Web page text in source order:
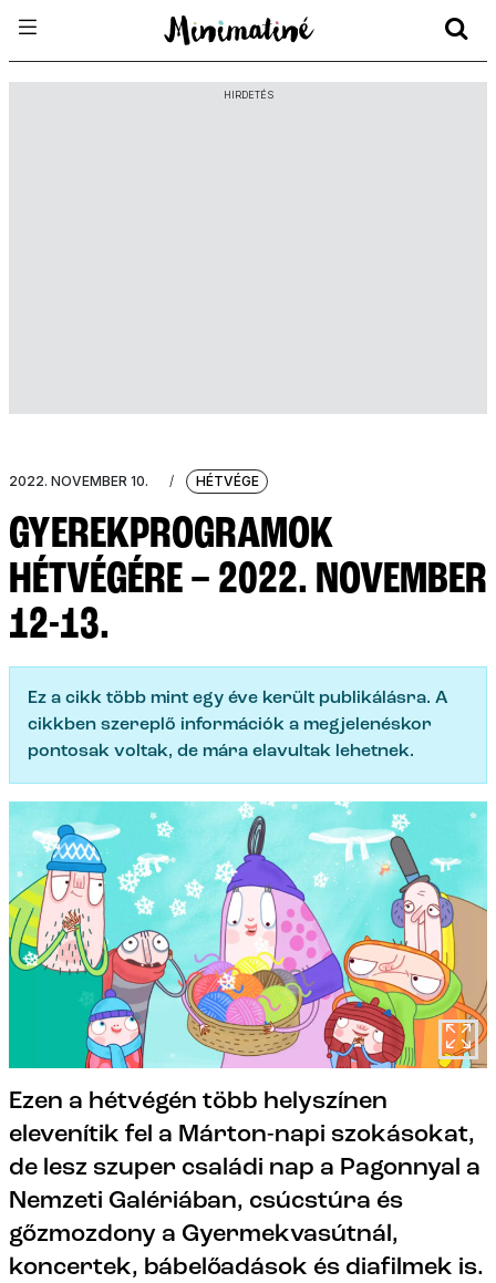
HIRDETÉS
2022. NOVEMBER 10. / HÉTVÉGE
GYEREKPROGRAMOK
HÉTVÉGÉRE – 2022. NOVEMBER
12-13.
Ez a cikk több mint egy éve került publikálásra. A
cikkben szereplő információk a megjelenéskor
pontosak voltak, de mára elavultak lehetnek.
Ezen a hétvégén több helyszínen
elevenítik fel a Márton-napi szokásokat,
de lesz szuper családi nap a Pagonnyal a
Nemzeti Galériában, csúcstúra és
gőzmozdony a Gyermekvasútnál,
koncertek, bábelőadások és diafilmek is.